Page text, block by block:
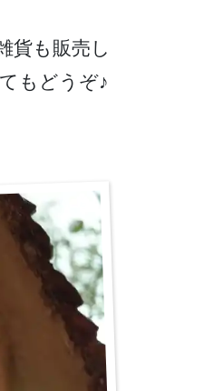
貨も販売し
もどうぞ♪